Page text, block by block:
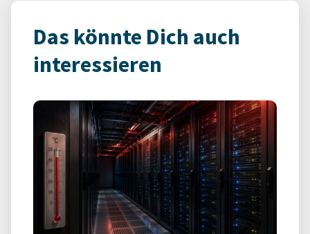
Das könnte Dich auch
interessieren